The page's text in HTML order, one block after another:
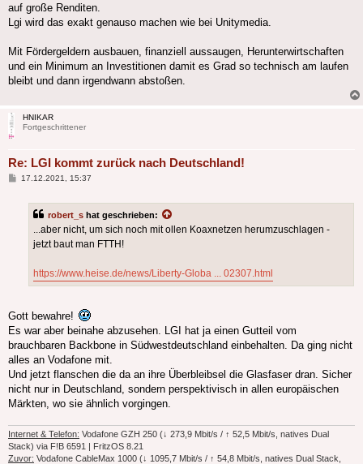
auf große Renditen.
Lgi wird das exakt genauso machen wie bei Unitymedia.
Mit Fördergeldern ausbauen, finanziell aussaugen, Herunterwirtschaften
und ein Minimum an Investitionen damit es Grad so technisch am laufen
bleibt und dann irgendwann abstoßen.
HNIKAR
Fortgeschrittener
Re: LGI kommt zurück nach Deutschland!
Beitrag
17.12.2021, 15:37
robert_s hat geschrieben:
...aber nicht, um sich noch mit ollen Koaxnetzen herumzuschlagen -
jetzt baut man FTTH!
https://www.heise.de/news/Liberty-Globa ... 02307.html
Gott bewahre!
Es war aber beinahe abzusehen. LGI hat ja einen Gutteil vom
brauchbaren Backbone in Südwestdeutschland einbehalten. Da ging nicht
alles an Vodafone mit.
Und jetzt flanschen die da an ihre Überbleibsel die Glasfaser dran. Sicher
nicht nur in Deutschland, sondern perspektivisch in allen europäischen
Märkten, wo sie ähnlich vorgingen.
Internet & Telefon: Vodafone GZH 250 (↓ 273,9 Mbit/s / ↑ 52,5 Mbit/s, natives Dual
Stack) via F!B 6591 | FritzOS 8.21
Zuvor: Vodafone CableMax 1000 (↓ 1095,7 Mbit/s / ↑ 54,8 Mbit/s, natives Dual Stack,